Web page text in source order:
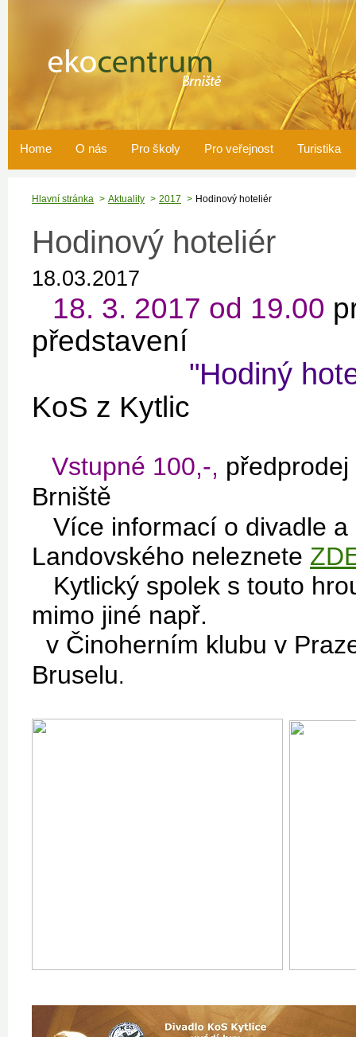
Home O nás Pro školy Pro veřejnost Turistika
Hlavní stránka Aktuality 2017 Hodinový hoteliér
Hodinový hoteliér
18.03.2017
18. 3. 2017 od 19.00
představení
"Hodiný
KoS z Kytlic
Vstupné 100,-,
Brniště
Více informací o divadle a
Landovského neleznete
Kytlický spolek s touto
mimo jiné např.
v Činoherním klubu v
Bruselu.